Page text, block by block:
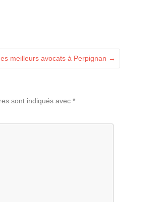
meilleurs avocats à Perpignan →
sont indiqués avec *